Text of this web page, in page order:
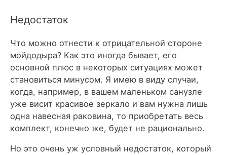
Недостаток
Что можно отнести к отрицательной стороне
мойдодыра? Как это иногда бывает, его
основной плюс в некоторых ситуациях может
становиться минусом. Я имею в виду случаи,
когда, например, в вашем маленьком санузле
уже висит красивое зеркало и вам нужна лишь
одна навесная раковина, то приобретать весь
комплект, конечно же, будет не рационально.
Но это очень уж условный недостаток, который